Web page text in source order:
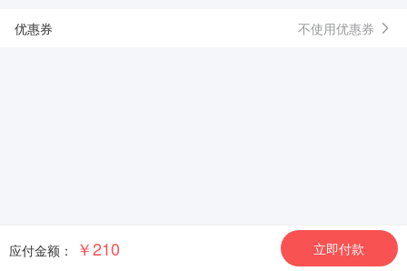
优惠券 不使用优惠券
应付金额： ￥210 立即付款